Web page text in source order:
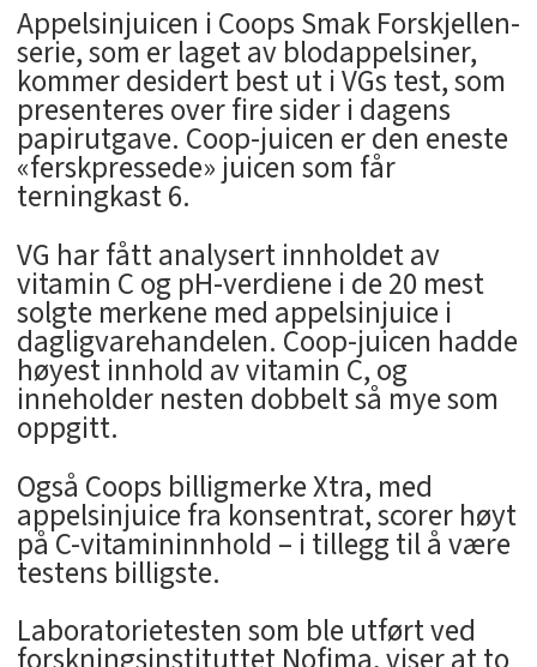
Appelsinjuicen i Coops Smak Forskjellen-
serie, som er laget av blodappelsiner,
kommer desidert best ut i VGs test, som
presenteres over fire sider i dagens
papirutgave. Coop-juicen er den eneste
«ferskpressede» juicen som får
terningkast 6.
VG har fått analysert innholdet av
vitamin C og pH-verdiene i de 20 mest
solgte merkene med appelsinjuice i
dagligvarehandelen. Coop-juicen hadde
høyest innhold av vitamin C, og
inneholder nesten dobbelt så mye som
oppgitt.
Også Coops billigmerke Xtra, med
appelsinjuice fra konsentrat, scorer høyt
på C-vitamininnhold – i tillegg til å være
testens billigste.
Laboratorietesten som ble utført ved